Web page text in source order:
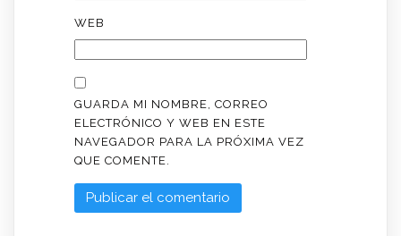
WEB
GUARDA MI NOMBRE, CORREO
ELECTRÓNICO Y WEB EN ESTE
NAVEGADOR PARA LA PRÓXIMA VEZ
QUE COMENTE.